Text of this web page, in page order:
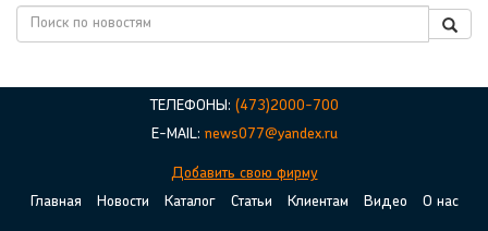
ТЕЛЕФОНЫ: (473)2000-700
E-MAIL: news077@yandex.ru
Добавить свою фирму
Главная
Новости Каталог Статьи Клиентам Видео О нас